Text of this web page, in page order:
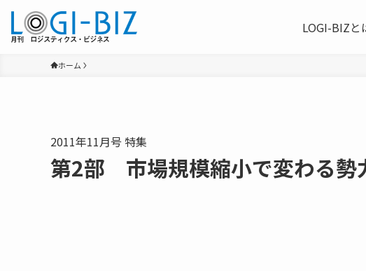
LOGI-BIZと
ホーム
2011年11月号 特集
第2部 市場規模縮小で変わる勢